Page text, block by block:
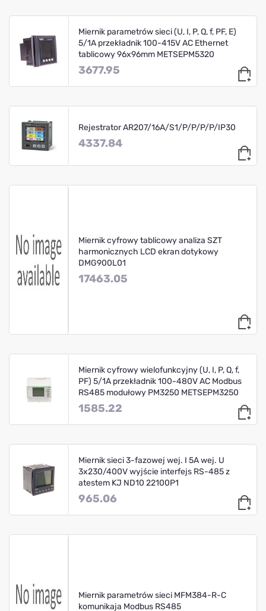
Miernik parametrów sieci (U, I, P, Q, f, PF, E)
5/1A przekładnik 100-415V AC Ethernet
tablicowy 96x96mm METSEPM5320
3677.95
Rejestrator AR207/16A/S1/P/P/P/P/IP30
4337.84
Miernik cyfrowy tablicowy analiza SZT
harmonicznych LCD ekran dotykowy
DMG900L01
17463.05
Miernik cyfrowy wielofunkcyjny (U, I, P, Q, f,
PF) 5/1A przekładnik 100-480V AC Modbus
RS485 modułowy PM3250 METSEPM3250
1585.22
Miernik sieci 3-fazowej wej. I 5A wej. U
3x230/400V wyjście interfejs RS-485 z
atestem KJ ND10 22100P1
965.06
Miernik parametrów sieci MFM384-R-C
komunikaja Modbus RS485